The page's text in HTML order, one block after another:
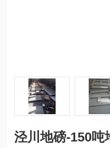
泾川地磅-150吨